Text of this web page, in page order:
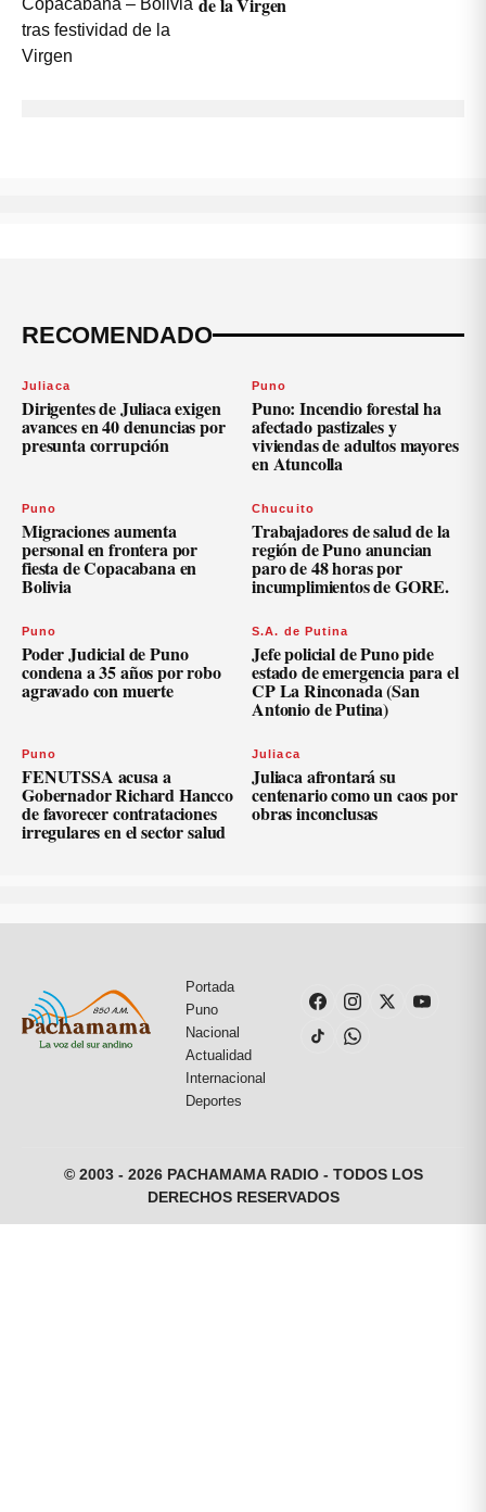
RECOMENDADO
Juliaca
Dirigentes de Juliaca exigen
avances en 40 denuncias por
presunta corrupción
Puno
Puno: Incendio forestal ha
afectado pastizales y
viviendas de adultos mayores
en Atuncolla
Puno
Migraciones aumenta
personal en frontera por
fiesta de Copacabana en
Bolivia
Chucuito
Trabajadores de salud de la
región de Puno anuncian
paro de 48 horas por
incumplimientos de GORE.
Puno
Poder Judicial de Puno
condena a 35 años por robo
agravado con muerte
S.A. de Putina
Jefe policial de Puno pide
estado de emergencia para el
CP La Rinconada (San
Antonio de Putina)
Puno
FENUTSSA acusa a
Gobernador Richard Hancco
de favorecer contrataciones
irregulares en el sector salud
Juliaca
Juliaca afrontará su
centenario como un caos por
obras inconclusas
Portada
Puno
Nacional
Actualidad
Internacional
Deportes
© 2003 - 2026 PACHAMAMA RADIO - TODOS LOS
DERECHOS RESERVADOS